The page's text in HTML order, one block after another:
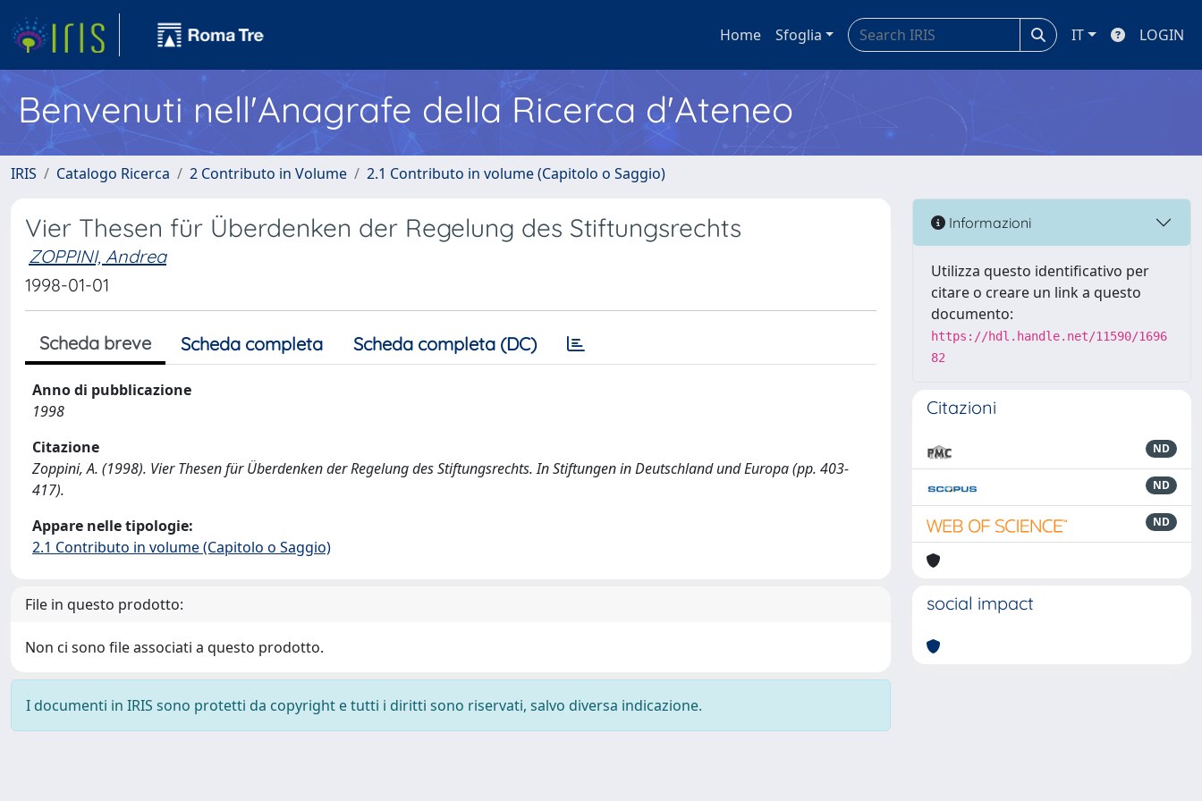
Home Sfoglia IT LOGIN
Benvenuti nell'Anagrafe della Ricerca d'Ateneo
IRIS Catalogo Ricerca 2 Contributo in Volume 2.1 Contributo in volume (Capitolo o Saggio)
Vier Thesen für Überdenken der Regelung des Stiftungsrechts
ZOPPINI, Andrea
1998-01-01
Scheda breve Scheda completa Scheda completa (DC)
Anno di pubblicazione
1998
Citazione
Zoppini, A. (1998). Vier Thesen für Überdenken der Regelung des Stiftungsrechts. In Stiftungen in Deutschland und Europa (pp. 403-
417).
Appare nelle tipologie:
2.1 Contributo in volume (Capitolo o Saggio)
File in questo prodotto:
Non ci sono file associati a questo prodotto.
I documenti in IRIS sono protetti da copyright e tutti i diritti sono riservati, salvo diversa indicazione.
Informazioni
Utilizza questo identificativo per
citare o creare un link a questo
documento:
https://hdl.handle.net/11590/1696
82
Citazioni
ND
ND
ND
social impact